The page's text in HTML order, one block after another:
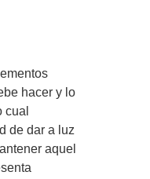
hacer y lo
cual
de dar a luz
aquel